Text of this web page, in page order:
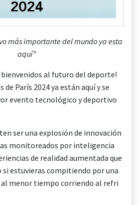
más importante del mundo ya esta
aquí”
bienvenidos al futuro del deporte!
París 2024 ya están aquí y se
evento tecnológico y deportivo
ser una explosión de innovación
monitoreados por inteligencia
de realidad aumentada que
estuvieras compitiendo por una
al menor tiempo corriendo al refri